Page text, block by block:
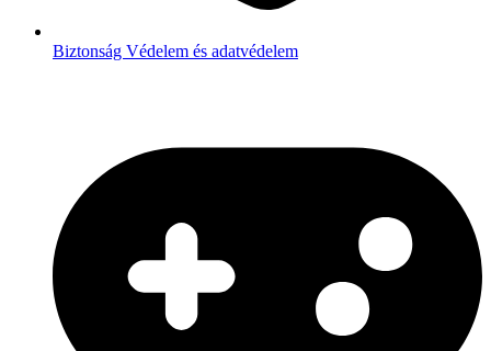
Biztonság Védelem és adatvédelem